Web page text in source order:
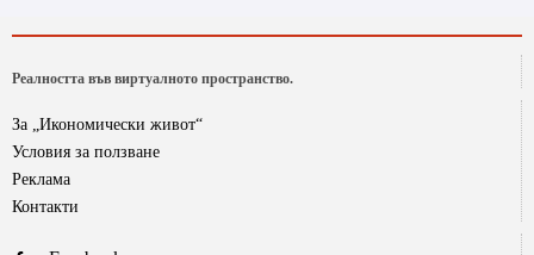
Реалността във виртуалното пространство.
За „Икономически живот“
Условия за ползване
Реклама
Контакти